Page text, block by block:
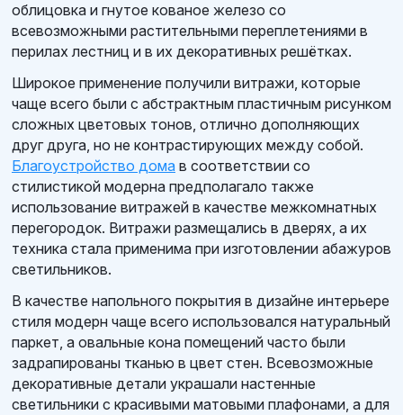
облицовка и гнутое кованое железо со
всевозможными растительными переплетениями в
перилах лестниц и в их декоративных решётках.
Широкое применение получили витражи, которые
чаще всего были с абстрактным пластичным рисунком
сложных цветовых тонов, отлично дополняющих
друг друга, но не контрастирующих между собой.
Благоустройство дома в соответствии со
стилистикой модерна предполагало также
использование витражей в качестве межкомнатных
перегородок. Витражи размещались в дверях, а их
техника стала применима при изготовлении абажуров
светильников.
В качестве напольного покрытия в дизайне интерьере
стиля модерн чаще всего использовался натуральный
паркет, а овальные кона помещений часто были
задрапированы тканью в цвет стен. Всевозможные
декоративные детали украшали настенные
светильники с красивыми матовыми плафонами, а для